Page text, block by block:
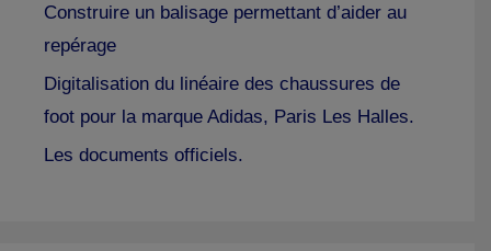
Construire un balisage permettant d’aider au
repérage
Digitalisation du linéaire des chaussures de
foot pour la marque Adidas, Paris Les Halles.
Les documents officiels.